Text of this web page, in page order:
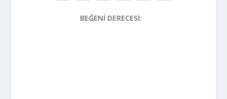
BEĞENI DERECESI: